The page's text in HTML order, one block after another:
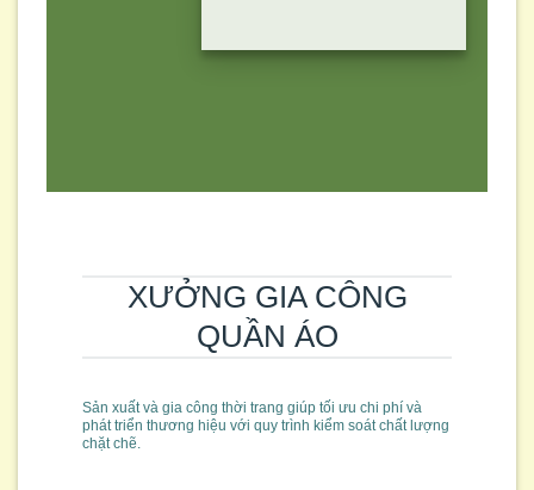
XƯỞNG GIA CÔNG
QUẦN ÁO
Sản xuất và gia công thời trang giúp tối ưu chi phí và
phát triển thương hiệu với quy trình kiểm soát chất lượng
chặt chẽ.